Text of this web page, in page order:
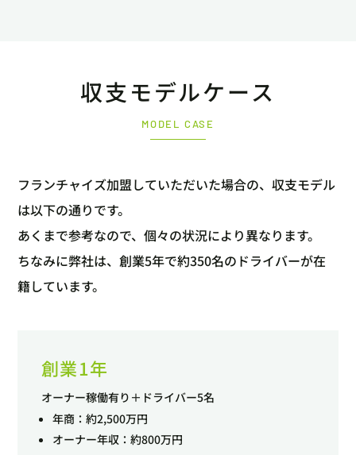
収支モデルケース
MODEL CASE
フランチャイズ加盟していただいた場合の、収支モデル
は以下の通りです。
あくまで参考なので、個々の状況により異なります。
ちなみに弊社は、創業5年で約350名のドライバーが在
籍しています。
創業1年
オーナー稼働有り＋ドライバー5名
年商：約2,500万円
オーナー年収：約800万円